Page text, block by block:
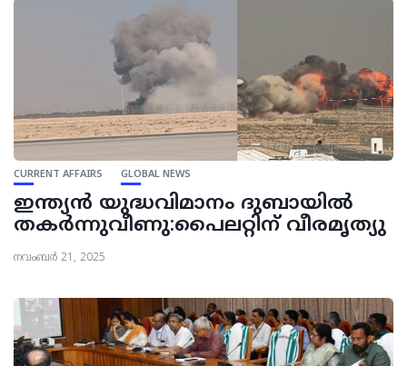
CURRENT AFFAIRS GLOBAL NEWS
ഇന്ത്യന്‍ യുദ്ധവിമാനം ദുബായില്‍
തകര്‍ന്നുവീണു:പൈലറ്റിന് വീരമൃത്യു
നവംബർ 21, 2025